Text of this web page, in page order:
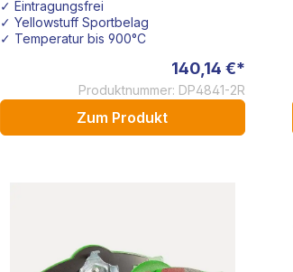
✓ Eintragungsfrei
✓ Yellowstuff Sportbelag
✓ Temperatur bis 900°C
140,14 €*
Produktnummer: DP4841-2R
Zum Produkt